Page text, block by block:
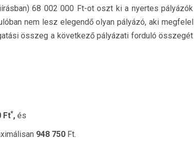
68 002 000 Ft-ot oszt ki a nyertes pályázók
nem lesz elegendő olyan pályázó, aki megfelel
összeg a következő pályázati forduló összegét
Ft*,és
948 750Ft.